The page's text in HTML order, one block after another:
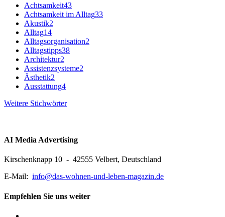
Achtsamkeit43
Achtsamkeit im Alltag33
Akustik2
Alltag14
Alltagsorganisation2
Alltagstipps38
Architektur2
Assistenzsysteme2
Ästhetik2
Ausstattung4
Weitere Stichwörter
AI Media Advertising
Kirschenknapp 10 - 42555 Velbert, Deutschland
E-Mail: info@das-wohnen-und-leben-magazin.de
Empfehlen Sie uns weiter